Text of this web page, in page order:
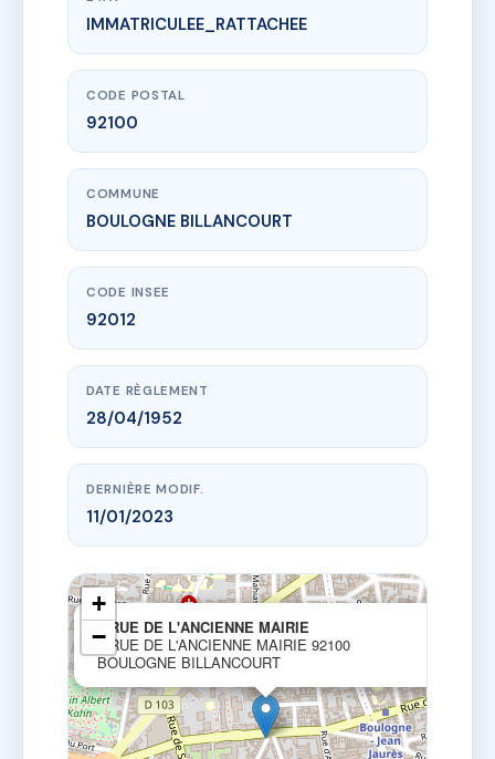
www.vme.plus/AC3245586
2 RUE DE L'ANCIENNE MAIRIE
2 r de l'ancienne mairie
92100 BOULOGNE BILLANCOURT
IMMATRICULEE_RATTACHEE
CODE POSTAL
92100
COMMUNE
BOULOGNE BILLANCOURT
CODE INSEE
92012
DATE RÈGLEMENT
28/04/1952
DERNIÈRE MODIF.
11/01/2023
2 RUE DE L'ANCIENNE MAIRIE
2 RUE DE L'ANCIENNE MAIRIE 92100
BOULOGNE BILLANCOURT
+
−